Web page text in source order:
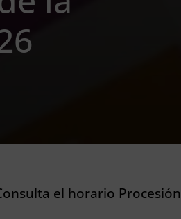
el horario Procesión